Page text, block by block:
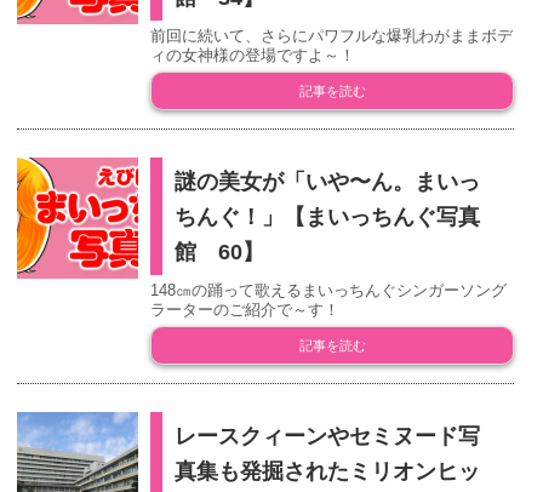
前回に続いて、さらにパワフルな爆乳わがままボデ
ィの女神様の登場ですよ～！
記事を読む
謎の美女が「いや〜ん。まいっ
ちんぐ！」【まいっちんぐ写真
館 60】
148㎝の踊って歌えるまいっちんぐシンガーソング
ラーターのご紹介で～す！
記事を読む
レースクィーンやセミヌード写
真集も発掘されたミリオンヒッ